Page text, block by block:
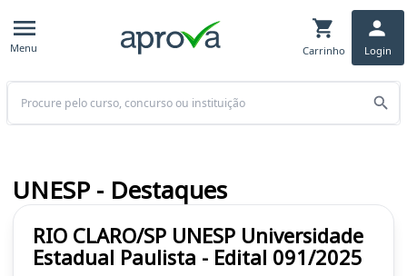
Menu Carrinho Login
Buscar
RIO CLARO/SP UNESP Universidade
Estadual Paulista - Edital 091/2025
UNESP - Destaques